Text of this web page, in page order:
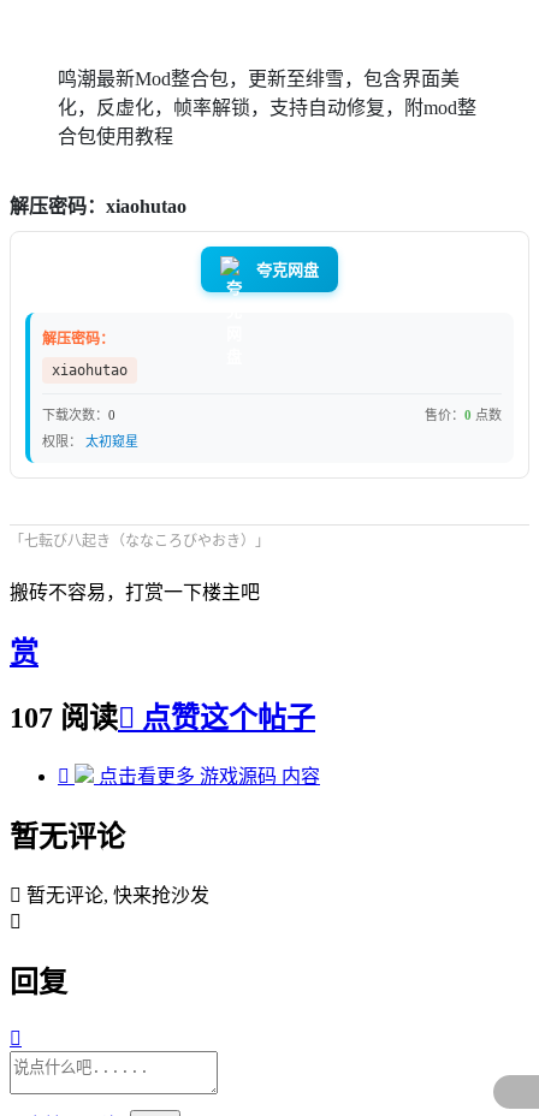
鸣潮最新Mod整合包，更新至绯雪，包含界面美
化，反虚化，帧率解锁，支持自动修复，附mod整
合包使用教程
解压密码：xiaohutao
夸克网盘
解压密码：
xiaohutao
下载次数： 0 售价： 0 点数
权限：
太初窥星
「七転び八起き（ななころびやおき）」
搬砖不容易，打赏一下楼主吧
赏
107 阅读 点赞这个帖子
 点击看更多 游戏源码 内容
暂无评论
 暂无评论, 快来抢沙发

回复
